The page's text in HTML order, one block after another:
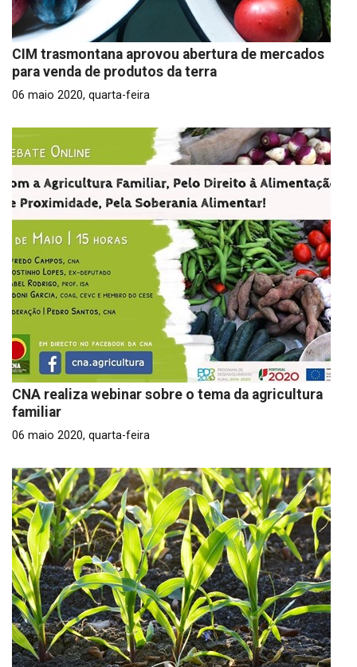
CIM trasmontana aprovou abertura de mercados
para venda de produtos da terra
06 maio 2020, quarta-feira
CNA realiza webinar sobre o tema da agricultura
familiar
06 maio 2020, quarta-feira